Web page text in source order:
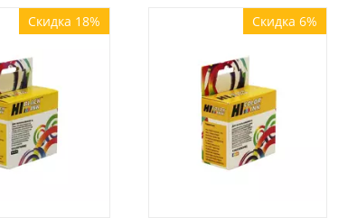
Скидка 18% Скидка 6%